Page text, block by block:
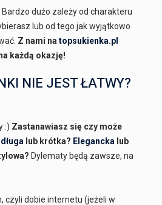
dużo zależy od charakteru
lub od tego jak wyjątkowo
Z nami natopsukienka.pl
każdą okazję!
NIE JEST ŁATWY?
:) Zastanawiasz się czy może
długa lub krótka? Elegancka lub
Dylematy będą zawsze, na
czyli dobie internetu (jeżeli w